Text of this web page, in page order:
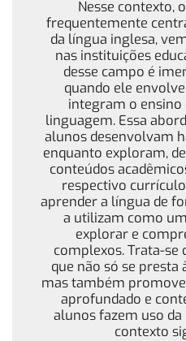
Nesse contexto,
frequentemente
da língua inglesa,
nas instituições
desse campo é
quando ele
integram o ensino
linguagem. Essa
alunos desenvolvam
enquanto exploram,
conteúdos
respectivo
aprender a língua de
a utilizam como
explorar e
complexos. Trata-
que não só se presta
mas também
aprofundado e
alunos fazem uso
contexto